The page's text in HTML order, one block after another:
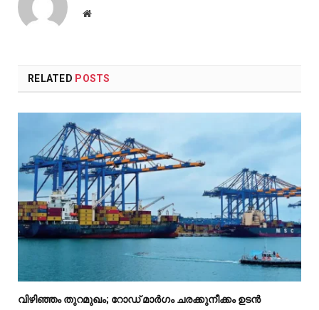
Website
RELATED POSTS
വിഴിഞ്ഞം തുറമുഖം; റോഡ് മാർഗം ചരക്കുനീക്കം ഉടൻ